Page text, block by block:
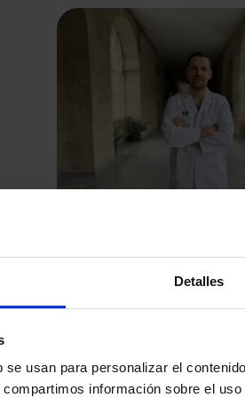
Detalles
usan para personalizar el
información sobre el
Santísima Trinidad
importancia de la
Con la llegada del verano, los